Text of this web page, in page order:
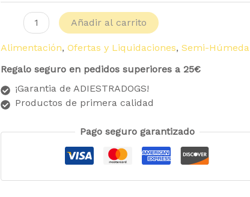
Añadir al carrito
Alimentación,Ofertas y Liquidaciones,Semi-Húmeda
Regalo seguro en pedidos superiores a 25€
¡Garantia de ADIESTRADOGS!
Productos de primera calidad
Pago seguro garantizado